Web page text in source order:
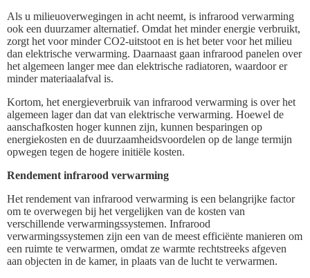
Als u milieuoverwegingen in acht neemt, is infrarood verwarming
ook een duurzamer alternatief. Omdat het minder energie verbruikt,
zorgt het voor minder CO2-uitstoot en is het beter voor het milieu
dan elektrische verwarming. Daarnaast gaan infrarood panelen over
het algemeen langer mee dan elektrische radiatoren, waardoor er
minder materiaalafval is.
Kortom, het energieverbruik van infrarood verwarming is over het
algemeen lager dan dat van elektrische verwarming. Hoewel de
aanschafkosten hoger kunnen zijn, kunnen besparingen op
energiekosten en de duurzaamheidsvoordelen op de lange termijn
opwegen tegen de hogere initiële kosten.
Rendement infrarood verwarming
Het rendement van infrarood verwarming is een belangrijke factor
om te overwegen bij het vergelijken van de kosten van
verschillende verwarmingssystemen. Infrarood
verwarmingssystemen zijn een van de meest efficiënte manieren om
een ruimte te verwarmen, omdat ze warmte rechtstreeks afgeven
aan objecten in de kamer, in plaats van de lucht te verwarmen.